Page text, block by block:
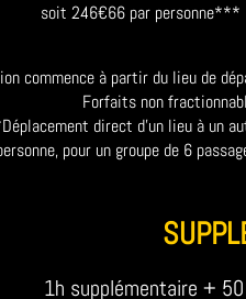
soit 246€66 par personne***
commence à partir du lieu de
Forfaits non
direct d'un lieu à un
pour un groupe de 6
1h supplémentaire +